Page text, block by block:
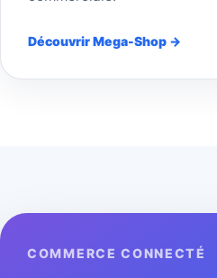
Découvrir Mega-Shop →
COMMERCE CONNECTÉ